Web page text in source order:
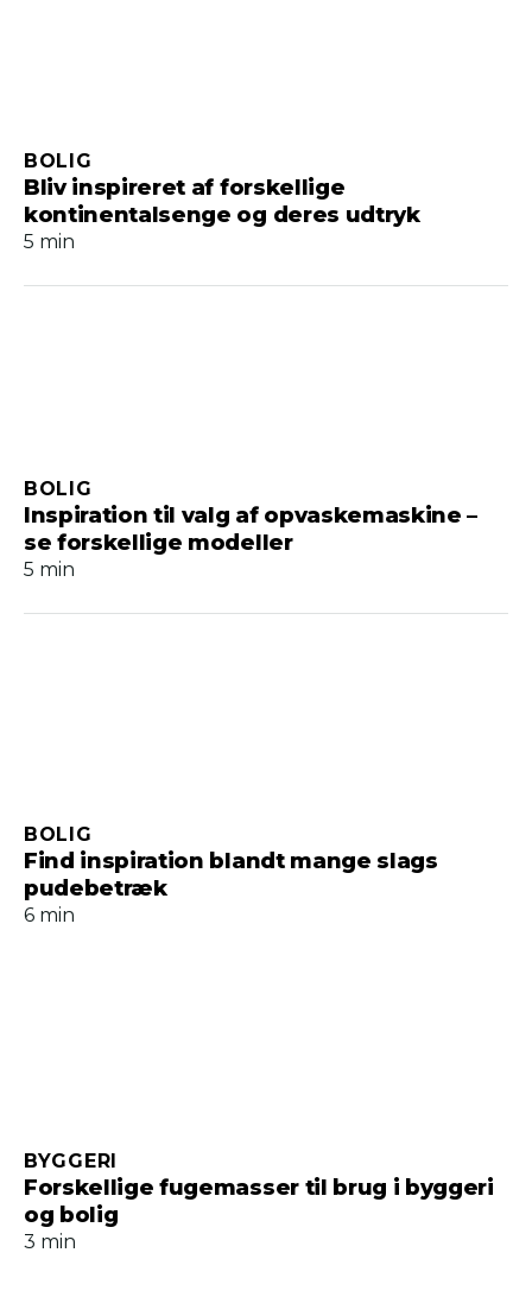
Bliv inspireret af forskellige
kontinentalsenge og deres udtryk
BOLIG
5 min
Inspiration til valg af opvaskemaskine –
se forskellige modeller
BOLIG
5 min
Find inspiration blandt mange slags
pudebetræk
BOLIG
6 min
Forskellige fugemasser til brug i byggeri
og bolig
BYGGERI
3 min